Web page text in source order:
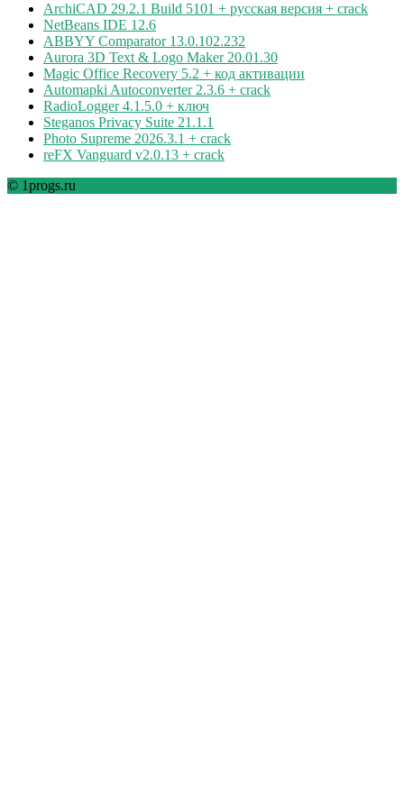
ArchiCAD 29.2.1 Build 5101 + русская версия + crack
NetBeans IDE 12.6
ABBYY Comparator 13.0.102.232
Aurora 3D Text & Logo Maker 20.01.30
Magic Office Recovery 5.2 + код активации
Automapki Autoconverter 2.3.6 + crack
RadioLogger 4.1.5.0 + ключ
Steganos Privacy Suite 21.1.1
Photo Supreme 2026.3.1 + crack
reFX Vanguard v2.0.13 + crack
© 1progs.ru